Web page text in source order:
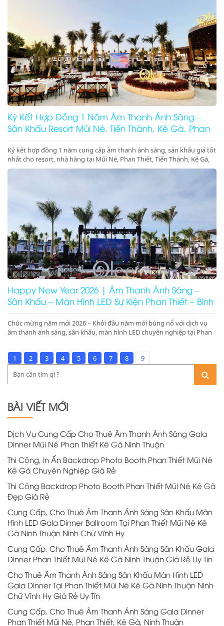
Ký Kết Hợp Đồng 1 Năm Âm Thanh Ánh Sáng –
Sân Khấu Resort Mũi Né, Tiến Thành, Kê Gà, Phan
Thiết, Ninh Thuận
Ký kết hợp đồng 1 năm cung cấp âm thanh ánh sáng, sân khấu giá tốt
nhất cho resort, nhà hàng tại Mũi Né, Phan Thiết, Tiến Thành, Kê Gà,
Ninh Thuận, Ninh Chữ, Phan Rang. Tổ chức gala dinner, pool party,
Happy New Year 2026 | Âm Thanh Ánh Sáng –
Sân Khấu – Màn Hình LED Sự Kiện Phan Thiết – Bình
Thuận – Ninh Thuận
Chúc mừng năm mới 2026 – Khởi đầu năm mới bùng nổ với dịch vụ
âm thanh ánh sáng, sân khấu, màn hình LED chuyên nghiệp tại Phan
resort, nhà hàng Mũi Né, Ninh Chữ, Phan Rang.
1
2 3 4 5 6 7 8 9
BÀI VIẾT MỚI
Dịch Vụ Cung Cấp Cho Thuê Âm Thanh Ánh Sáng Gala
Dinner Mũi Né Phan Thiết Kê Gà Ninh Thuận
Thi Công, In Ấn Backdrop Photo Booth Phan Thiết Mũi Né
Kê Gà Chuyên Nghiệp Giá Rẻ
Thi Công Backdrop Photo Booth Phan Thiết Mũi Né Kê Gà
Đẹp Giá Rẻ
Cung Cấp, Cho Thuê Âm Thanh Ánh Sáng Sân Khấu Màn
Hình LED Gala Dinner Ballroom Tại Phan Thiết Mũi Né Kê
Gà Ninh Thuận Ninh Chữ Vĩnh Hy
Cung Cấp, Cho Thuê Âm Thanh Ánh Sáng Sân Khấu Gala
Dinner Phan Thiết Mũi Né Kê Gà Ninh Thuận Giá Rẻ Uy Tín
Cho Thuê Âm Thanh Ánh Sáng Sân Khấu Màn Hình LED
Gala Dinner Tại Phan Thiết Mũi Né Kê Gà Ninh Thuận Ninh
Chữ Vĩnh Hy Giá Rẻ Uy Tín
Cung Cấp, Cho Thuê Âm Thanh Ánh Sáng Gala Dinner
Phan Thiết Mũi Né, Phan Thiết, Kê Gà, Ninh Thuận